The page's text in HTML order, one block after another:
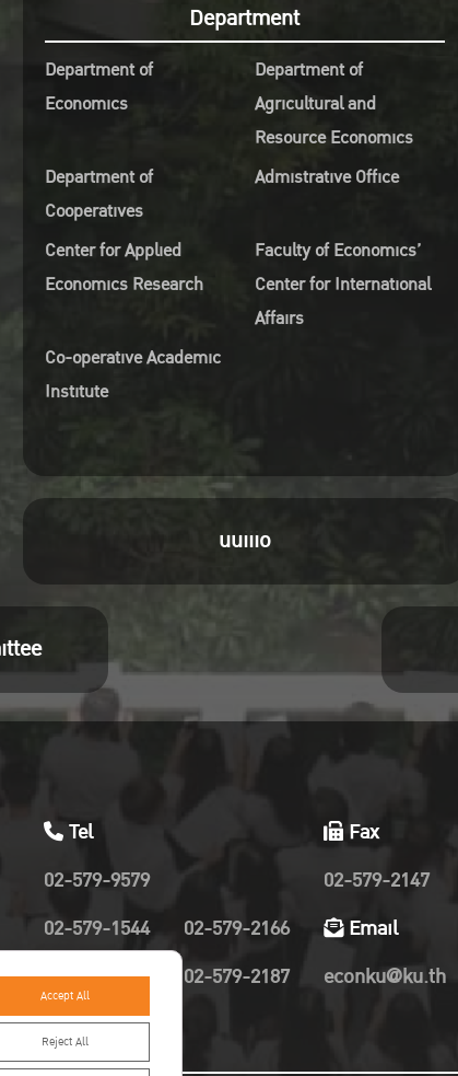
Department
Department of
Economics
Department of
Agricultural and
Resource Economics
Department of
Cooperatives
Admistrative Office
Center for Applied
Economics Research
Faculty of Economics’
Center for International
Affairs
Co-operative Academic
Institute
uuiiio
Tel
02-579-9579
02-579-1544
02-579-2019
02-579-2166
02-579-2187
Fax
02-579-2147
Email
econku@ku.th
Accept All
Reject All